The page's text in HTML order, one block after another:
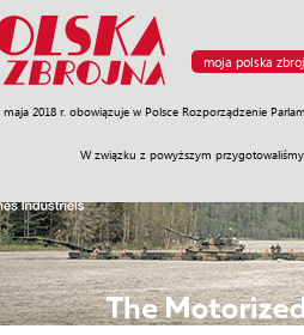
moja polska
maja 2018 r. obowiązuje w Polsce Rozporządzenie
W związku z powyższym
Poligon Sprzęt Misje